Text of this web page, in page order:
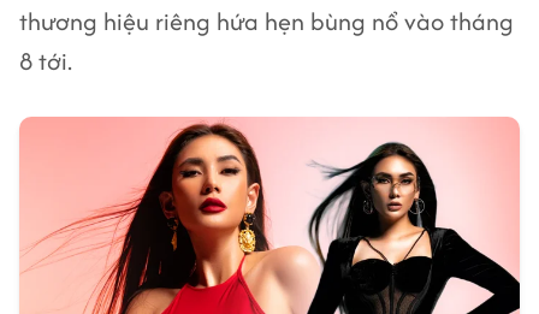
thương hiệu riêng hứa hẹn bùng nổ vào tháng
8 tới.